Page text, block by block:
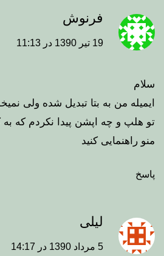
فرنوش
19 تیر 1390 در 11:13
سلام
ایمیله من به بتا تبدیل شده ولی
تو هلپ و چه اپشن پیدا نکردم که به
منو راهنمایی کنید
پاسخ
لیلی
5 مرداد 1390 در 14:17